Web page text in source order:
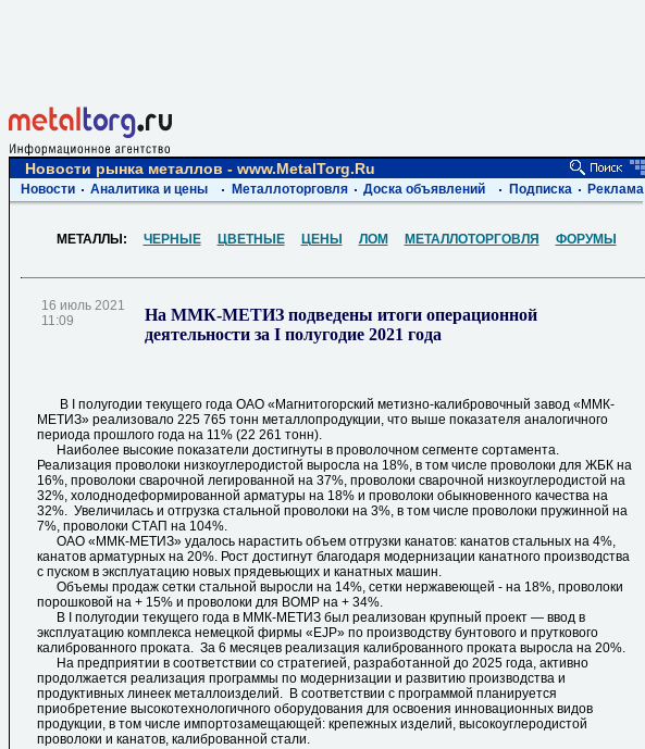
Новости рынка металлов - www.MetalTorg.Ru
Новости Аналитика и цены Металлоторговля Доска объявлений Подписка Реклама
МЕТАЛЛЫ: ЧЕРНЫЕ ЦВЕТНЫЕ ЦЕНЫ ЛОМ МЕТАЛЛОТОРГОВЛЯ ФОРУМЫ
16 июль 2021
11:09
На ММК-МЕТИЗ подведены итоги операционной
деятельности за I полугодие 2021 года
В I полугодии текущего года ОАО «Магнитогорский метизно-калибровочный завод «ММК-
МЕТИЗ» реализовало 225 765 тонн металлопродукции, что выше показателя аналогичного
периода прошлого года на 11% (22 261 тонн).
Наиболее высокие показатели достигнуты в проволочном сегменте сортамента.
Реализация проволоки низкоуглеродистой выросла на 18%, в том числе проволоки для ЖБК на
16%, проволоки сварочной легированной на 37%, проволоки сварочной низкоуглеродистой на
32%, холоднодеформированной арматуры на 18% и проволоки обыкновенного качества на
32%. Увеличилась и отгрузка стальной проволоки на 3%, в том числе проволоки пружинной на
7%, проволоки СТАП на 104%.
ОАО «ММК-МЕТИЗ» удалось нарастить объем отгрузки канатов: канатов стальных на 4%,
канатов арматурных на 20%. Рост достигнут благодаря модернизации канатного производства
с пуском в эксплуатацию новых прядевьющих и канатных машин.
Объемы продаж сетки стальной выросли на 14%, сетки нержавеющей - на 18%, проволоки
порошковой на + 15% и проволоки для ВОМР на + 34%.
В I полугодии текущего года в ММК-МЕТИЗ был реализован крупный проект — ввод в
эксплуатацию комплекса немецкой фирмы «EJP» по производству бунтового и пруткового
калиброванного проката. За 6 месяцев реализация калиброванного проката выросла на 20%.
На предприятии в соответствии со стратегией, разработанной до 2025 года, активно
продолжается реализация программы по модернизации и развитию производства и
продуктивных линеек металлоизделий. В соответствии с программой планируется
приобретение высокотехнологичного оборудования для освоения инновационных видов
продукции, в том числе импортозамещающей: крепежных изделий, высокоуглеродистой
проволоки и канатов, калиброванной стали.